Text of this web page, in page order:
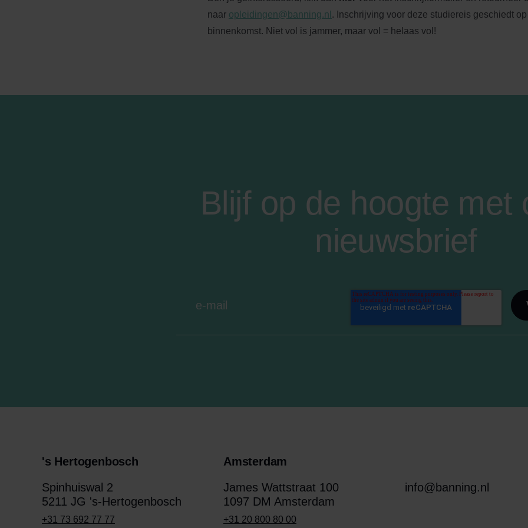
naar opleidingen@banning.nl . Inschrijving voor deze studiereis geschiedt
binnenkomst. Niet vol is jammer, maar vol = helaas vol!
Blijf op de hoogte met
nieuwsbrief
's Hertogenbosch
Spinhuiswal 2
5211 JG 's-Hertogenbosch
+31 73 692 77 77
Amsterdam
James Wattstraat 100
1097 DM Amsterdam
+31 20 800 80 00
info@banning.nl